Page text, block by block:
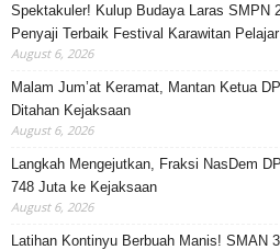
Spektakuler! Kulup Budaya Laras SMPN
Penyaji Terbaik Festival Karawitan
August 6, 2026
Malam Jum’at Keramat, Mantan Ketua
Ditahan Kejaksaan
August 6, 2026
Langkah Mengejutkan, Fraksi NasDem
748 Juta ke Kejaksaan
August 6, 2026
Latihan Kontinyu Berbuah Manis! SMAN